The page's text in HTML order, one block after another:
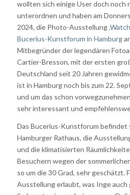
wollten sich einige User doch noch
unterordnen und haben am
2024, die Photo-Ausstellung
Bucerius-Kunstforum in Hamburg
Mitbegründer der legendären
Cartier-Bresson, mit der ersten
Deutschland seit 20 Jahren
ist in Hamburg noch bis zum 22.
und um das schon
sehr interessant und
Das Bucerius-Kunstforum befindet
Hamburger Rathaus, die
und die klimatisierten
Besuchern wegen der
so um die 30 Grad, sehr geschätzt.
Ausstellung erlaubt, was Inge auch